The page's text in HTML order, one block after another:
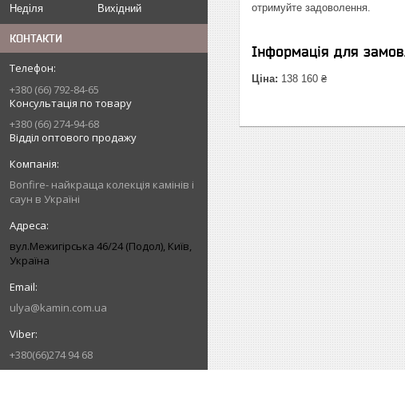
Неділя
Вихідний
КОНТАКТИ
+380 (66) 792-84-65
Консультація по товару
+380 (66) 274-94-68
Відділ оптового продажу
Bonfire- найкраща колекція камінів і
саун в Україні
вул.Межигірська 46/24 (Подол), Київ,
Україна
ulya@kamin.com.ua
+380(66)274 94 68
отримуйте задоволення.
Інформація для
Ціна: 138 160 ₴